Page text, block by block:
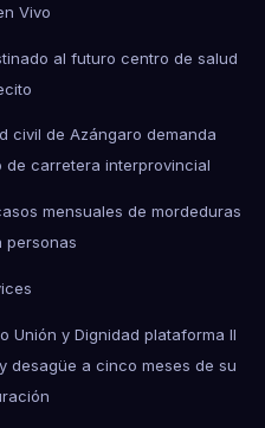
Vivo
al futuro centro de salud
civil de Azángaro demanda
carretera interprovincial
mensuales de mordeduras
personas
Unión y Dignidad plataforma II
desagüe a cinco meses de su